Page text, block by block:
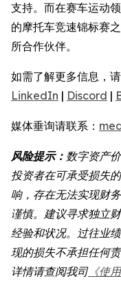
支持。而在赛车运动
的摩托车竞速锦标赛
所合作伙伴。
如需了解更多信息，请
LinkedIn | Discord |
媒体垂询请联系：
风险提示： 数字资产
投资者在可承受损失
响，存在无法实现财
谨慎。建议寻求独立
经验和状况。过往业
现的损失不承担任何
详情请查阅我司《使